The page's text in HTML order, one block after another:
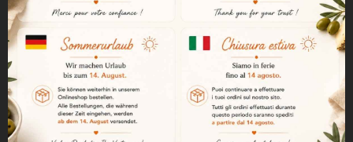
NOTIFICAR-ME QUANDO ESTIVER DISPONÍVEL
Entrega rápida em 72 horas*
Envio GRATUITO para encomendas
superiores a 150 euros*.